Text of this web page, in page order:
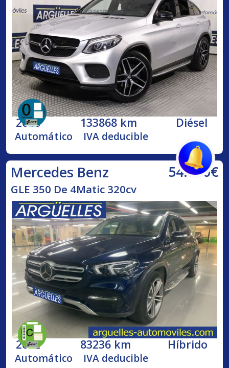
2016 133868 km Diésel
Automático IVA deducible
Mercedes Benz 54.800€
GLE 350 De 4Matic 320cv
2022 83236 km Híbrido
Automático IVA deducible